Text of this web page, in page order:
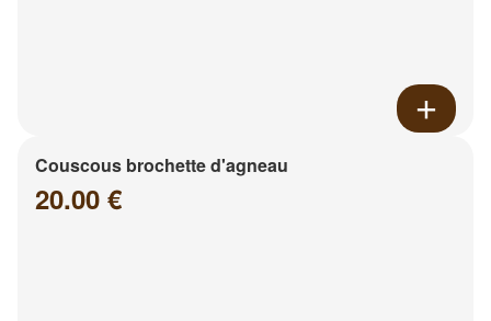
Couscous brochette d'agneau
20.00 €